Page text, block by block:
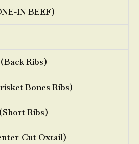
IN BEEF)
Ribs)
Bones Ribs)
Ribs)
Cut Oxtail)